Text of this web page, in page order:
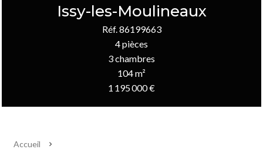
Issy-les-Moulineaux
Réf. 86199663
4 pièces
3 chambres
104 m²
1 195 000 €
Accueil